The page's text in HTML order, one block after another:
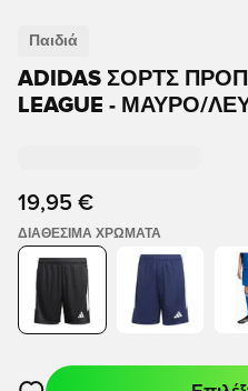
Παιδιά
ADIDAS ΣΟΡΤΣ
LEAGUE - ΜΑΎΡΟ/
19,95 €
ΔΙΑΘΈΣΙΜΑ ΧΡΏΜΑΤΑ